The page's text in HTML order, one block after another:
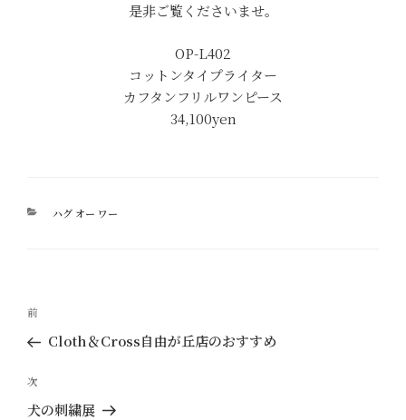
是非ご覧くださいませ。
OP-L402
コットンタイプライター
カフタンフリルワンピース
34,100yen
カ
ハグ オー ワー
投
ナ
ビ
ゲ
過
去
投
稿
前
Cloth＆Cross自由が丘店のおすすめ
次
の
次
犬の刺繍展